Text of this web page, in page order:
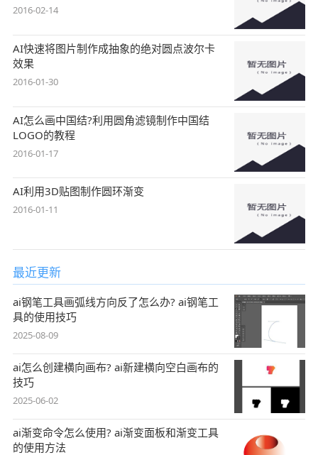
2016-02-14
AI快速将图片制作成抽象的绝对圆点波尔卡
效果
2016-01-30
AI怎么画中国结?利用圆角滤镜制作中国结
LOGO的教程
2016-01-17
AI利用3D贴图制作圆环渐变
2016-01-11
最近更新
ai钢笔工具画弧线方向反了怎么办? ai钢笔工
具的使用技巧
2025-08-09
ai怎么创建横向画布? ai新建横向空白画布的
技巧
2025-06-02
ai渐变命令怎么使用? ai渐变面板和渐变工具
的使用方法